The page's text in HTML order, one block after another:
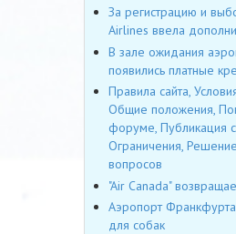
За регистрацию и
Airlines ввела
В зале ожидания
появились платные
Правила сайта,
Общие положения,
форуме, Публикация
Ограничения,
вопросов
"Air Canada"
Аэропорт
для собак